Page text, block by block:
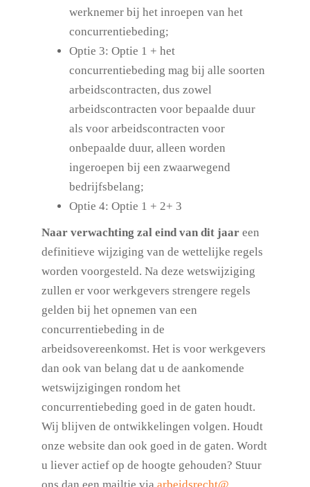
werknemer bij het inroepen van het
concurrentiebeding;
Optie 3: Optie 1 + het
concurrentiebeding mag bij alle soorten
arbeidscontracten, dus zowel
arbeidscontracten voor bepaalde duur
als voor arbeidscontracten voor
onbepaalde duur, alleen worden
ingeroepen bij een zwaarwegend
bedrijfsbelang;
Optie 4: Optie 1 + 2+ 3
Naar verwachting zal eind van dit jaar een
definitieve wijziging van de wettelijke regels
worden voorgesteld. Na deze wetswijziging
zullen er voor werkgevers strengere regels
gelden bij het opnemen van een
concurrentiebeding in de
arbeidsovereenkomst. Het is voor werkgevers
dan ook van belang dat u de aankomende
wetswijzigingen rondom het
concurrentiebeding goed in de gaten houdt.
Wij blijven de ontwikkelingen volgen. Houdt
onze website dan ook goed in de gaten. Wordt
u liever actief op de hoogte gehouden? Stuur